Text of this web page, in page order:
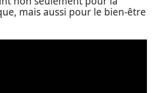
mais aussi pour le bien-être